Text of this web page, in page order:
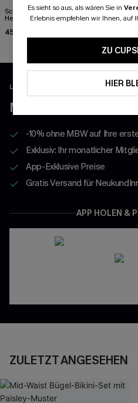
Schwarzes Bikini-Set mit
Herzausschnitt
45,00 €
tiefem
LADEN UND FREISCHALTEN
MEHR ERLEBEN MIT
-10% ohne MBW auf Ihre
Exklusiv: Ihr monatlicher
App-Exklusive Preise
Gratis Versand für
APP HOLEN &
ZULETZT ANGESEHEN
Es sieht so aus, als wären Sie in
Erlebnis empfehlen wir Ihnen, auf
ZU
HIER